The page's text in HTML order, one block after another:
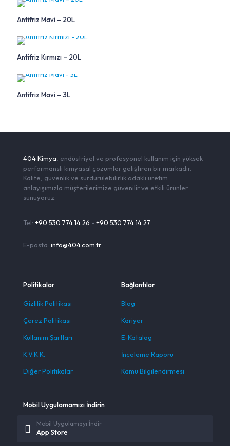
Antifriz Mavi – 20L
Antifriz Kırmızı – 20L
Antifriz Mavi – 3L
404 Kimya , endüstriyel ve profesyonel kullanım için yüksek
performanslı kimyasal çözümler geliştiren bir markadır.
Kalite, güvenlik ve sürdürülebilirlik odaklı üretim
anlayışımızla müşterilerimize güvenilir ve etkili ürünler
sunuyoruz.
Tel: +90 530 774 14 26 - +90 530 774 14 27
E-posta: info@404.com.tr
Politikalar
Gizlilik Politikası
Çerez Politikası
Kullanım Şartları
K.V.K.K.
Diğer Politikalar
Bağlantılar
Blog
Kariyer
E-Katalog
İnceleme Raporu
Kamu Bilgilendirmesi
Mobil Uygulamamızı İndirin
App Store
Mobil Uygulamayı İndir